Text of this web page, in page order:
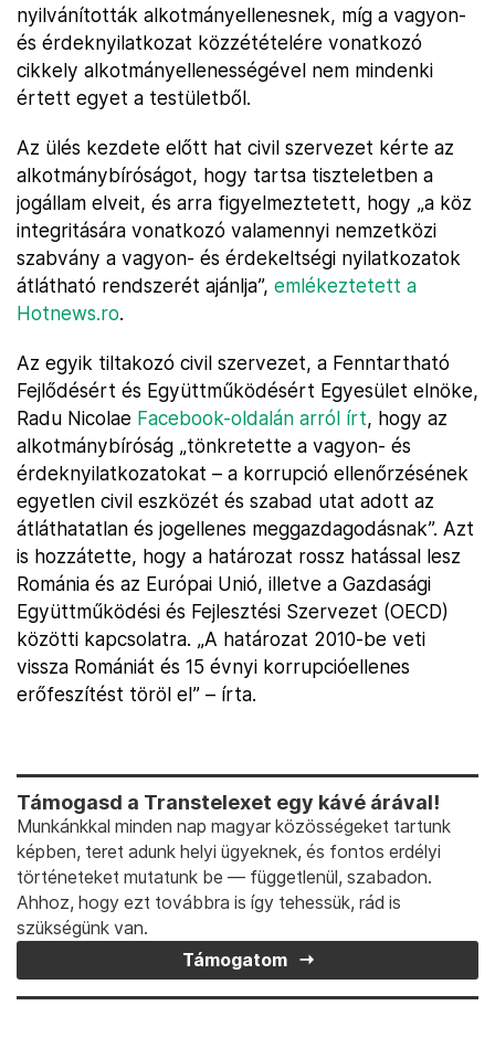
nyilvánították alkotmányellenesnek, míg a vagyon-
és érdeknyilatkozat közzétételére vonatkozó
cikkely alkotmányellenességével nem mindenki
értett egyet a testületből.
Az ülés kezdete előtt hat civil szervezet kérte az
alkotmánybíróságot, hogy tartsa tiszteletben a
jogállam elveit, és arra figyelmeztetett, hogy „a köz
integritására vonatkozó valamennyi nemzetközi
szabvány a vagyon- és érdekeltségi nyilatkozatok
átlátható rendszerét ajánlja”, emlékeztetett a
Hotnews.ro.
Az egyik tiltakozó civil szervezet, a Fenntartható
Fejlődésért és Együttműködésért Egyesület elnöke,
Radu Nicolae Facebook-oldalán arról írt, hogy az
alkotmánybíróság „tönkretette a vagyon- és
érdeknyilatkozatokat – a korrupció ellenőrzésének
egyetlen civil eszközét és szabad utat adott az
átláthatatlan és jogellenes meggazdagodásnak”. Azt
is hozzátette, hogy a határozat rossz hatással lesz
Románia és az Európai Unió, illetve a Gazdasági
Együttműködési és Fejlesztési Szervezet (OECD)
közötti kapcsolatra. „A határozat 2010-be veti
vissza Romániát és 15 évnyi korrupcióellenes
erőfeszítést töröl el” – írta.
Támogasd a Transtelexet egy kávé árával!
Munkánkkal minden nap magyar közösségeket tartunk
képben, teret adunk helyi ügyeknek, és fontos erdélyi
történeteket mutatunk be — függetlenül, szabadon.
Ahhoz, hogy ezt továbbra is így tehessük, rád is
szükségünk van.
Támogatom